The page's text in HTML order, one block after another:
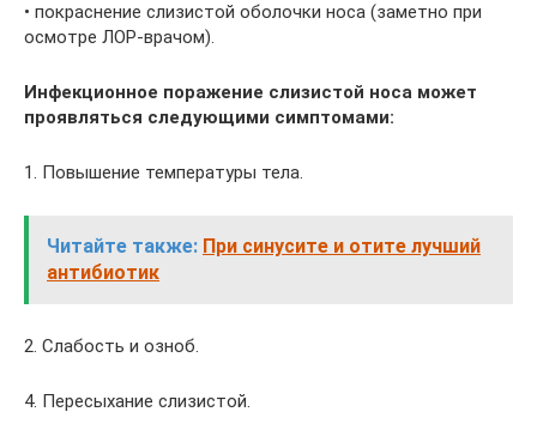
• покраснение слизистой оболочки носа (заметно при
осмотре ЛОР-врачом).
Инфекционное поражение слизистой носа может
проявляться следующими симптомами:
1. Повышение температуры тела.
Читайте также: При синусите и отите лучший
антибиотик
2. Слабость и озноб.
4. Пересыхание слизистой.